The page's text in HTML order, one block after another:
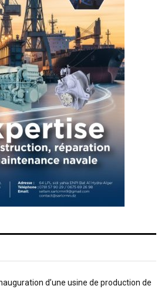
d’une usine de production de